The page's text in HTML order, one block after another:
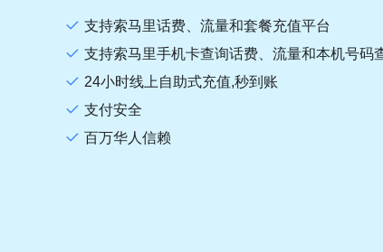
支持索马里话费、流量和套餐充值平台
支持索马里手机卡查询话费、流量和本机号码
24小时线上自助式充值,秒到账
支付安全
百万华人信赖